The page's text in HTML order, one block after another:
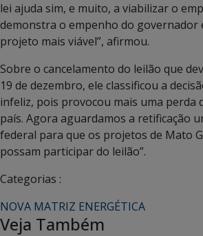
lei ajuda sim, e muito, a viabilizar o
demonstra o empenho do governador
projeto mais viável”, afirmou.
Sobre o cancelamento do leilão que
19 de dezembro, ele classificou a
infeliz, pois provocou mais uma perda
país. Agora aguardamos a retificação
federal para que os projetos de Mato
possam participar do leilão”.
Categorias :
NOVA MATRIZ ENERGÉTICA
Veja Também